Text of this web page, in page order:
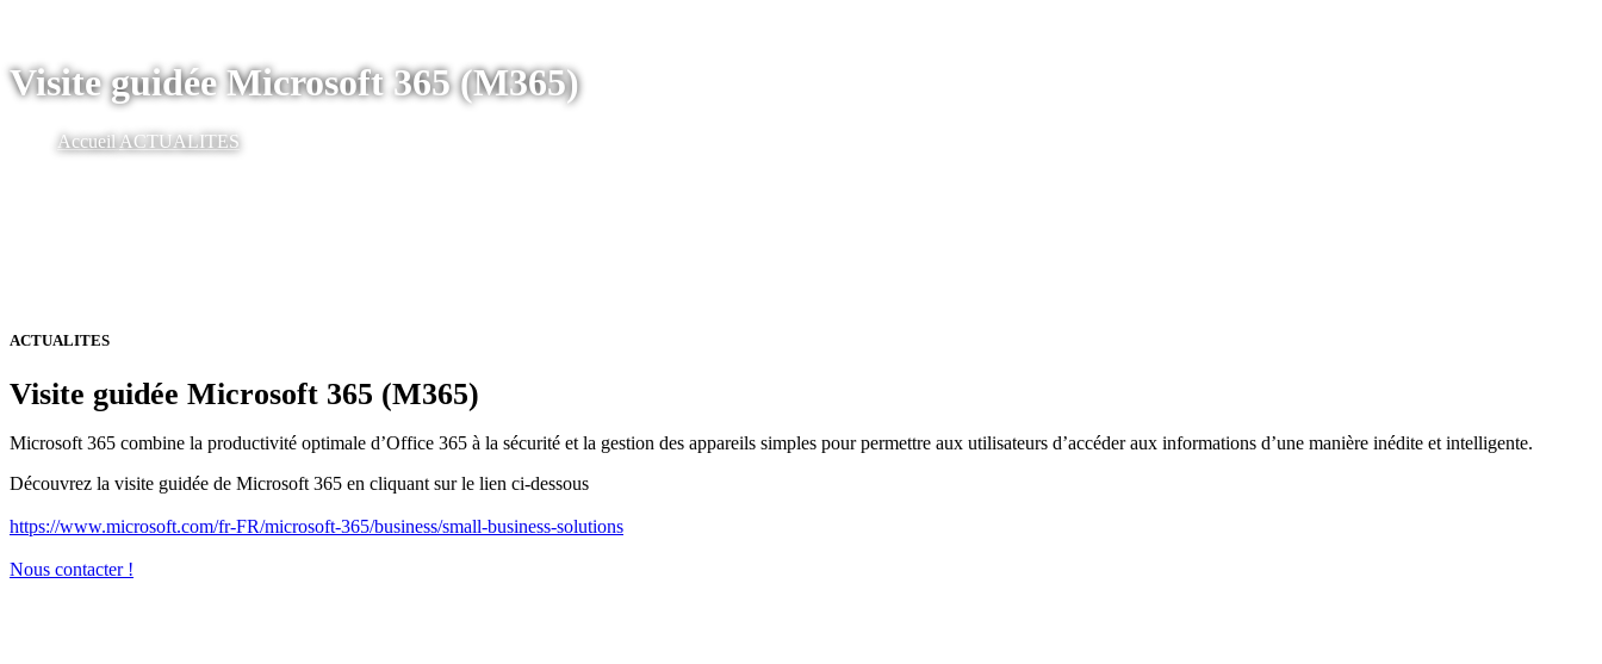
Visite guidée Microsoft 365 (M365)
AccueilACTUALITES
ACTUALITES
Visite guidée Microsoft 365 (M365)
Microsoft 365 combine la productivité optimale d’Office 365 à la sécurité et la gestion des appareils simples pour permettre aux utilisateurs d’accéder aux informations d’une manière inédite et intelligente.
Découvrez la visite guidée de Microsoft 365 en cliquant sur le lien ci-dessous
https://www.microsoft.com/fr-FR/microsoft-365/business/small-business-solutions
Nous contacter !